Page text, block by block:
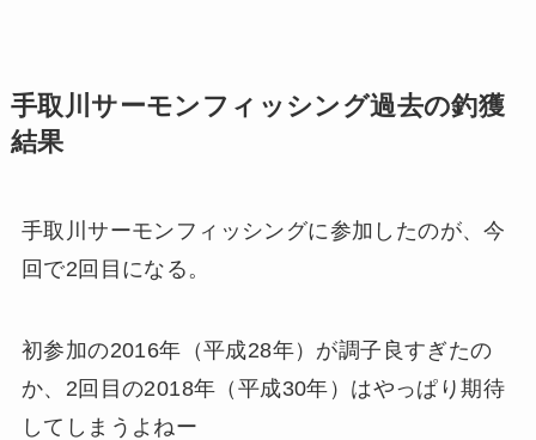
手取川サーモンフィッシング過去の釣獲
結果
手取川サーモンフィッシングに参加したのが、今
回で2回目になる。
初参加の2016年（平成28年）が調子良すぎたの
か、2回目の2018年（平成30年）はやっぱり期待
してしまうよねー